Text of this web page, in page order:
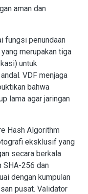
aman dan
fungsi penundaan
merupakan tiga
untuk
VDF menjaga
bahwa
lama agar jaringan
Hash Algorithm
eksklusif yang
secara berkala
SHA-256 dan
dengan kumpulan
pusat. Validator